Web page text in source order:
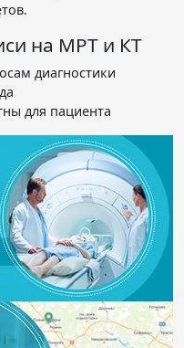
на МРТ и КТ
диагностики
для пациента